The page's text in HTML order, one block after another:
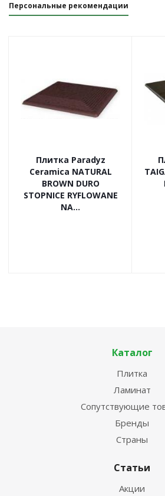
Персональные рекомендации
Плитка Paradyz
Ceramica NATURAL
BROWN DURO
STOPNICE RYFLOWANE
NA...
Каталог
Плитка
Ламинат
Сопутствующие
Бренды
Страны
Статьи
Акции